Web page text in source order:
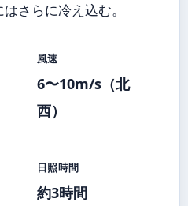
さらに冷え込む。
風速
6〜10m/s（北
西）
日照時間
約3時間